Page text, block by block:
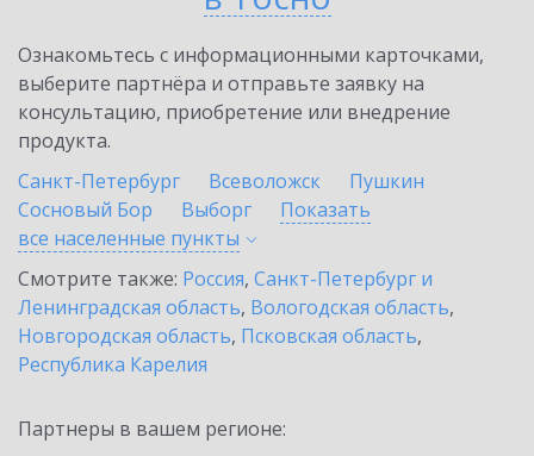
Ознакомьтесь с информационными карточками,
выберите партнёра и отправьте заявку на
консультацию, приобретение или внедрение
продукта.
Санкт-Петербург
Всеволожск
Пушкин
Сосновый Бор
Выборг
Показать
все населенные пункты
Смотрите также: Россия, Санкт-Петербург и
Ленинградская область, Вологодская область,
Новгородская область, Псковская область,
Республика Карелия
Партнеры в вашем регионе: